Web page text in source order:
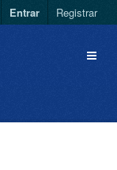
Entrar Registrar